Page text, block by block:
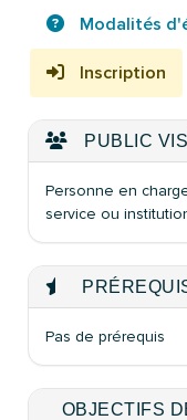
Modalités
Inscription
PUBLIC
Personne en
service ou
Pas de prérequis
OBJECTIFS